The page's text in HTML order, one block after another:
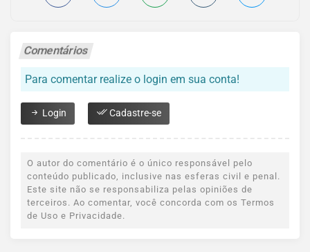
Comentários
Para comentar realize o login em sua conta!
Login Cadastre-se
O autor do comentário é o único responsável pelo
conteúdo publicado, inclusive nas esferas civil e penal.
Este site não se responsabiliza pelas opiniões de
terceiros. Ao comentar, você concorda com os Termos
de Uso e Privacidade.